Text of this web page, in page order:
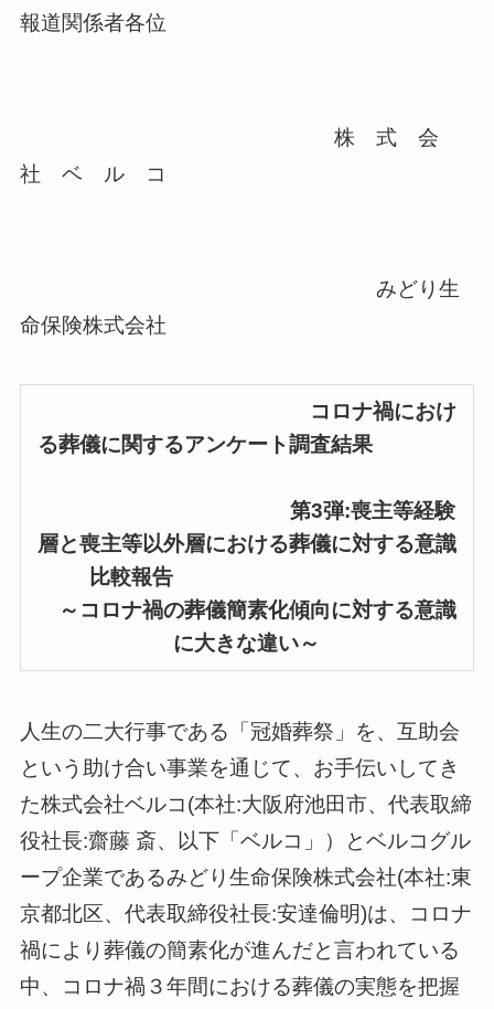
報道関係者各位
株 式 会
社 ベ ル コ
みどり生
命保険株式会社
コロナ禍におけ
る葬儀に関するアンケート調査結果
第3弾:喪主等経験
層と喪主等以外層における葬儀に対する意識
比較報告
～コロナ禍の葬儀簡素化傾向に対する意識
に大きな違い～
人生の二大行事である「冠婚葬祭」を、互助会
という助け合い事業を通じて、お手伝いしてき
た株式会社ベルコ(本社:大阪府池田市、代表取締
役社長:齋藤 斎、以下「ベルコ」）とベルコグル
ープ企業であるみどり生命保険株式会社(本社:東
京都北区、代表取締役社長:安達倫明)は、コロナ
禍により葬儀の簡素化が進んだと言われている
中、コロナ禍３年間における葬儀の実態を把握